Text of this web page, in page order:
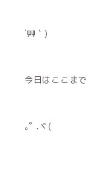
´艸｀)
今日はここまで
｡ﾟ .ヾ(